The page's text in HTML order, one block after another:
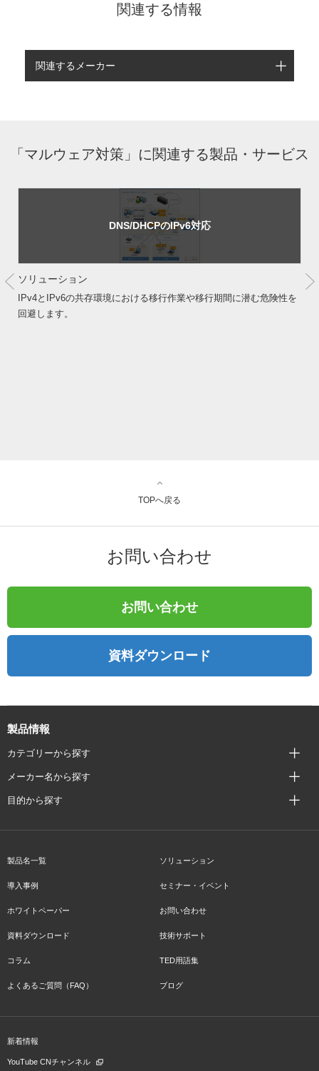
関連する情報
関連するメーカー
「マルウェア対策」に関連する製品・サービス
DNS/DHCPのIPv6対応
ソリューション
IPv4とIPv6の共存環境における移行作業や移行期間に潜む危険性を
回避します。
TOPへ戻る
お問い合わせ
お問い合わせ
資料ダウンロード
製品情報
カテゴリーから探す
メーカー名から探す
目的から探す
製品名一覧 ソリューション
導入事例 セミナー・イベント
ホワイトペーパー お問い合わせ
資料ダウンロード 技術サポート
コラム TED用語集
よくあるご質問（FAQ） ブログ
新着情報
YouTube CNチャンネル